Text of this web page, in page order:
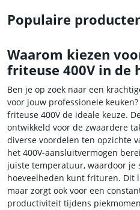
Populaire
Waarom kiezen
friteuse 400V in de
Ben je op zoek naar een
voor jouw professionele
friteuse 400V de ideale keuze.
ontwikkeld voor de zwaardere
diverse voordelen ten opzichte
het 400V-aansluitvermogen
juiste temperatuur, waardoor
hoeveelheden kunt frituren. Dit
maar zorgt ook voor een
productiviteit tijdens